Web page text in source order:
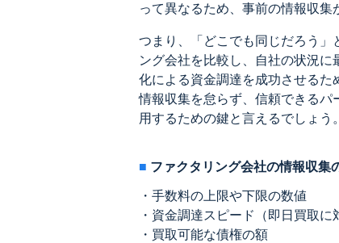
って異なるため、事前の情報収集
つまり、「どこでも同じだろう」
ング会社を比較し、自社の状況
化による資金調達を成功させるた
情報収集を怠らず、信頼できる
用するための鍵と言えるでしょう。
ファクタリング会社の情報収集
・手数料の上限や下限の数値
・資金調達スピード（即日買取に
・買取可能な債権の額